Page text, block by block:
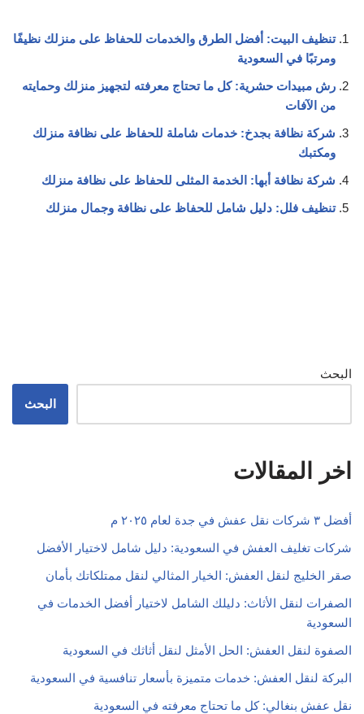
تنظيف البيت: أفضل الطرق والخدمات للحفاظ على منزلك نظيفًا
ومرتبًا في السعودية
رش مبيدات حشرية: كل ما تحتاج معرفته لتجهيز منزلك وحمايته
من الآفات
شركة نظافة بجدخ: خدمات شاملة للحفاظ على نظافة منزلك
ومكتبك
شركة نظافة أبها: الخدمة المثلى للحفاظ على نظافة منزلك
تنظيف فلل: دليل شامل للحفاظ على نظافة وجمال منزلك
البحث
البحث
اخر المقالات
أفضل ٣ شركات نقل عفش في جدة لعام ٢٠٢٥ م
شركات تغليف العفش في السعودية: دليل شامل لاختيار الأفضل
صقر الخليج لنقل العفش: الخيار المثالي لنقل ممتلكاتك بأمان
الصفرات لنقل الأثاث: دليلك الشامل لاختيار أفضل الخدمات في
السعودية
الصفوة لنقل العفش: الحل الأمثل لنقل أثاثك في السعودية
البركة لنقل العفش: خدمات متميزة بأسعار تنافسية في السعودية
نقل عفش بنغالي: كل ما تحتاج معرفته في السعودية